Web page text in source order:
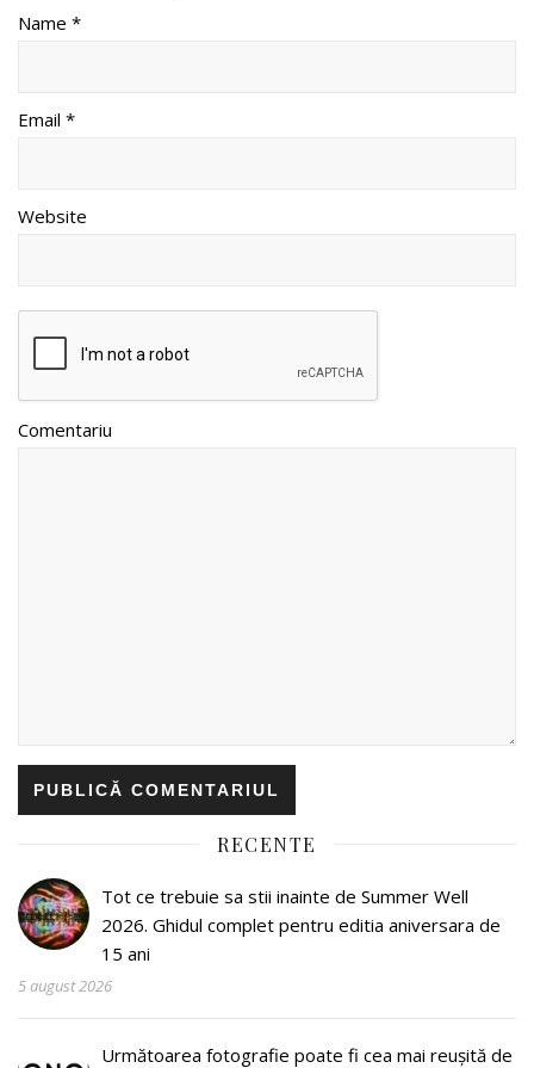
Name *
Email *
Website
Comentariu
RECENTE
Tot ce trebuie sa stii inainte de Summer Well
2026. Ghidul complet pentru editia aniversara de
15 ani
5 august 2026
Următoarea fotografie poate fi cea mai reușită de